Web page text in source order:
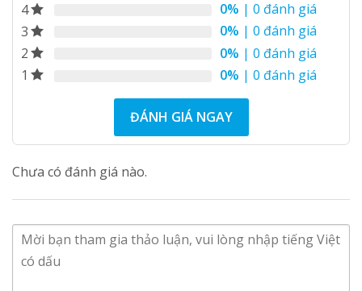
4
0% | 0 đánh giá
3
0% | 0 đánh giá
2
0% | 0 đánh giá
1
0% | 0 đánh giá
ĐÁNH GIÁ NGAY
Chưa có đánh giá nào.